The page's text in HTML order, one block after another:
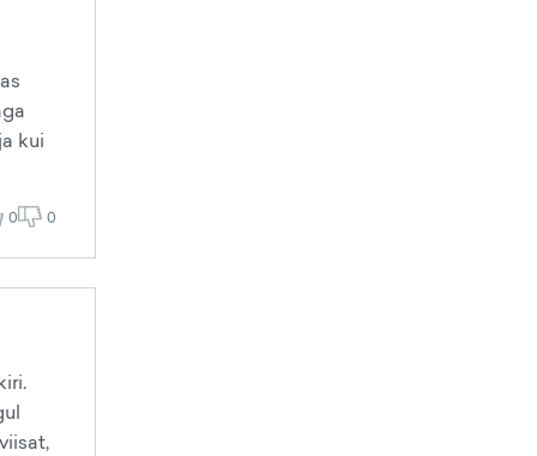
kui
0 0